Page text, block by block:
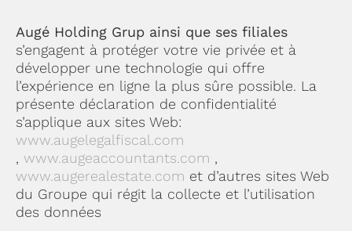
Augé Holding Grup ainsi que ses filiales
s’engagent à protéger votre vie privée et à
développer une technologie qui offre
l’expérience en ligne la plus sûre possible. La
présente déclaration de confidentialité
s’applique aux sites Web:
www.augelegalfiscal.com
, www.augeaccountants.com ,
www.augerealestate.com et d’autres sites Web
du Groupe qui régit la collecte et l’utilisation
des données